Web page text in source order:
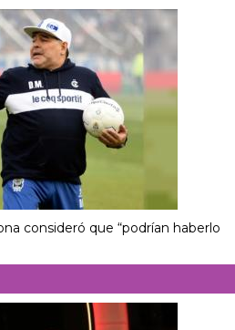
consideró que “podrían haberlo